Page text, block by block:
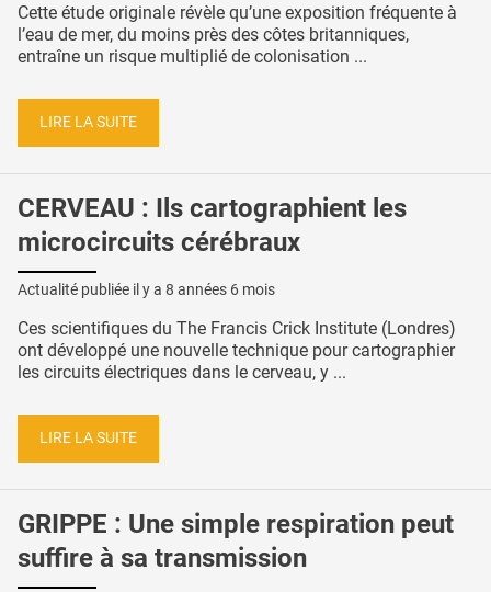
Cette étude originale révèle qu’une exposition fréquente à
l’eau de mer, du moins près des côtes britanniques,
entraîne un risque multiplié de colonisation ...
LIRE LA SUITE
CERVEAU : Ils cartographient les
microcircuits cérébraux
Actualité publiée il y a 8 années 6 mois
Ces scientifiques du The Francis Crick Institute (Londres)
ont développé une nouvelle technique pour cartographier
les circuits électriques dans le cerveau, y ...
LIRE LA SUITE
GRIPPE : Une simple respiration peut
suffire à sa transmission